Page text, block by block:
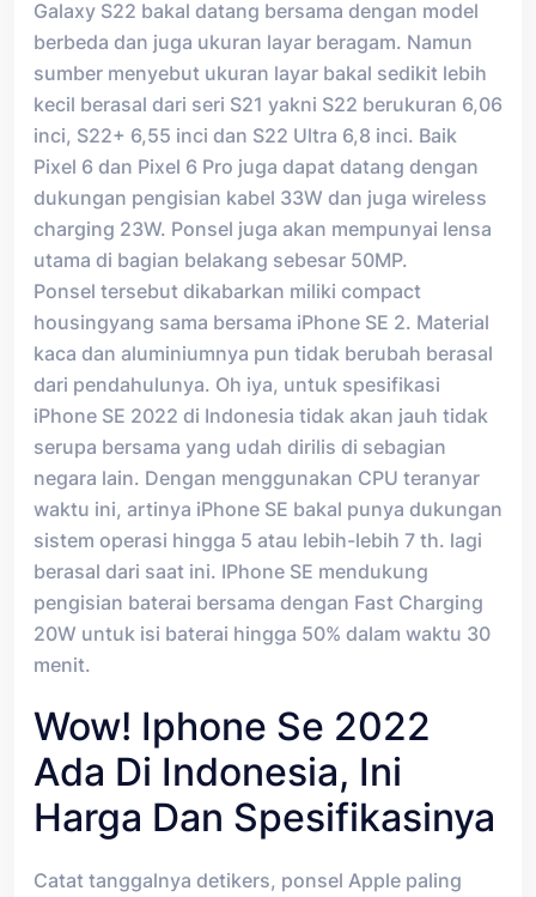
Galaxy S22 bakal datang bersama dengan model
berbeda dan juga ukuran layar beragam. Namun
sumber menyebut ukuran layar bakal sedikit lebih
kecil berasal dari seri S21 yakni S22 berukuran 6,06
inci, S22+ 6,55 inci dan S22 Ultra 6,8 inci. Baik
Pixel 6 dan Pixel 6 Pro juga dapat datang dengan
dukungan pengisian kabel 33W dan juga wireless
charging 23W. Ponsel juga akan mempunyai lensa
utama di bagian belakang sebesar 50MP.
Ponsel tersebut dikabarkan miliki compact
housingyang sama bersama iPhone SE 2. Material
kaca dan aluminiumnya pun tidak berubah berasal
dari pendahulunya. Oh iya, untuk spesifikasi
iPhone SE 2022 di Indonesia tidak akan jauh tidak
serupa bersama yang udah dirilis di sebagian
negara lain. Dengan menggunakan CPU teranyar
waktu ini, artinya iPhone SE bakal punya dukungan
sistem operasi hingga 5 atau lebih-lebih 7 th. lagi
berasal dari saat ini. IPhone SE mendukung
pengisian baterai bersama dengan Fast Charging
20W untuk isi baterai hingga 50% dalam waktu 30
menit.
Wow! Iphone Se 2022
Ada Di Indonesia, Ini
Harga Dan Spesifikasinya
Catat tanggalnya detikers, ponsel Apple paling